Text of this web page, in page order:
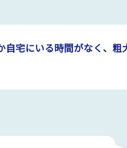
自宅にいる時間がなく、粗